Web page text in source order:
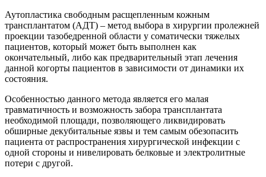
Аутопластика свободным расщепленным кожным
трансплантатом (АДТ) – метод выбора в хирургии пролежней
проекции тазобедренной области у соматически тяжелых
пациентов, который может быть выполнен как
окончательный, либо как предварительный этап лечения
данной когорты пациентов в зависимости от динамики их
состояния.
Особенностью данного метода является его малая
травматичность и возможность забора трансплантата
необходимой площади, позволяющего ликвидировать
обширные декубитальные язвы и тем самым обезопасить
пациента от распространения хирургической инфекции с
одной стороны и нивелировать белковые и электролитные
потери с другой.